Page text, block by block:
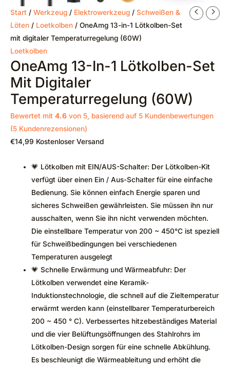
Start / Werkzeug / Elektrowerkzeug / Schweißen &
Löten / Loetkolben / OneAmg 13-in-1 Lötkolben-Set
mit digitaler Temperaturregelung (60W)
Loetkolben
OneAmg 13-In-1 Lötkolben-Set
Mit Digitaler
Temperaturregelung (60W)
Bewertet mit 4.6 von 5, basierend auf 5 Kundenbewertungen
(5 Kundenrezensionen)
€14,99 Kostenloser Versand
💗 Lötkolben mit EIN/AUS-Schalter: Der Lötkolben-Kit
verfügt über einen Ein / Aus-Schalter für eine einfache
Bedienung. Sie können einfach Energie sparen und
sicheres Schweißen gewährleisten. Sie müssen ihn nur
ausschalten, wenn Sie ihn nicht verwenden möchten.
Die einstellbare Temperatur von 200 ~ 450°C ist speziell
für Schweißbedingungen bei verschiedenen
Temperaturen ausgelegt
💗 Schnelle Erwärmung und Wärmeabfuhr: Der
Lötkolben verwendet eine Keramik-
Induktionstechnologie, die schnell auf die Zieltemperatur
erwärmt werden kann (einstellbarer Temperaturbereich
200 ~ 450 ° C). Verbessertes hitzebeständiges Material
und die vier Belüftungsöffnungen des Stahlrohrs im
Lötkolben-Design sorgen für eine schnelle Abkühlung.
Es beschleunigt die Wärmeableitung und erhöht die